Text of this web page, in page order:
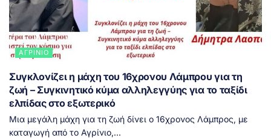
ΑΓΡΊΝΙΟ
Συγκλονίζει η μάχη του 16χρονου Λάμπρου για τη
ζωή – Συγκινητικό κύμα αλληλεγγύης για το ταξίδι
ελπίδας στο εξωτερικό
Μια μεγάλη μάχη για τη ζωή δίνει ο 16χρονος Λάμπρος, με
καταγωγή από το Αγρίνιο,...